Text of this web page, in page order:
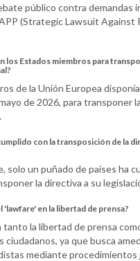
público contra demandas
(Strategic Lawsuit Against
los Estados miembros para
de la Unión Europea
de 2026, para transponer
con la transposición de la
solo un puñado de países ha
la directiva a su
'lawfare' en la libertad de prensa?
tanto la libertad de prensa
ciudadanos, ya que busca
mediante procedimientos